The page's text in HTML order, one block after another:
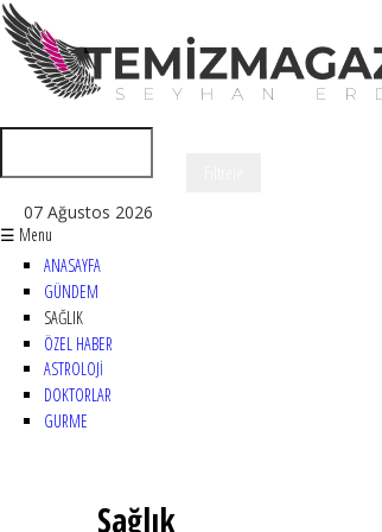
07 Ağustos 2026
☰ Menu
ANASAYFA
GÜNDEM
SAĞLIK
ÖZEL HABER
ASTROLOJİ
DOKTORLAR
GURME
Sağlık